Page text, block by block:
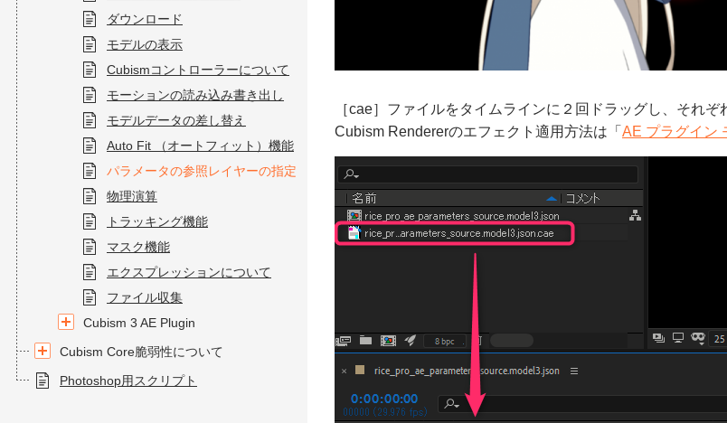
ダウンロード
モデルの表示
Cubismコントローラーについて
モーションの読み込み書き出し
モデルデータの差し替え
Auto Fit （オートフィット）機能
パラメータの参照レイヤーの指定
物理演算
トラッキング機能
マスク機能
エクスプレッションについて
ファイル収集
Cubism 3 AE Plugin
Cubism Core脆弱性について
Photoshop用スクリプト
［cae］ファイルをタイムラインに２回ドラッグし、それ
Cubism Rendererのエフェクト適用方法は「 AE プラグイン